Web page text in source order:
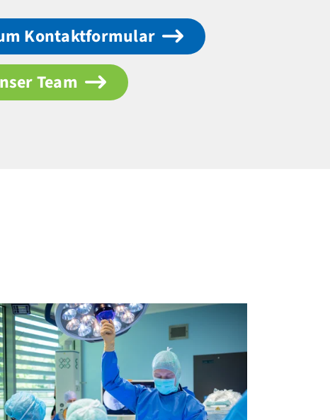
Kontaktformular
Team